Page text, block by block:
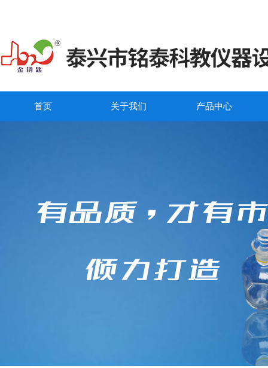
首页 关于我们 产品中心